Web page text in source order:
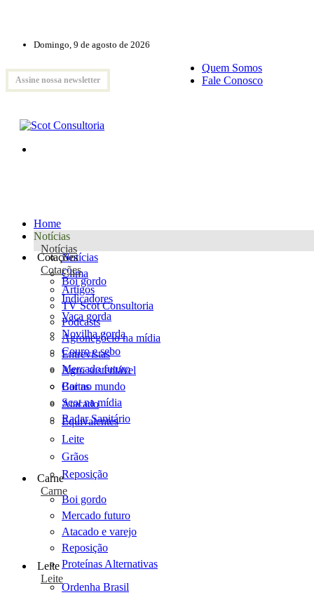
Domingo, 9 de agosto de 2026
Assine nossa newsletter
Quem Somos
Fale Conosco
Home
Notícias
Notícias
Notícias
Clima
Artigos
TV Scot Consultoria
Podcasts
Agronegócio na mídia
Entrevistas
Agro sustentável
Cartas
Scot na mídia
Radar Sanitário
Cotações
Cotações
Boi gordo
Indicadores
Vaca gorda
Novilha gorda
Couro e sebo
Mercado futuro
Boi no mundo
Atacado
Equivalentes
Leite
Grãos
Reposição
Carne
Carne
Boi gordo
Mercado futuro
Atacado e varejo
Reposição
Proteínas Alternativas
Leite
Leite
Ordenha Brasil